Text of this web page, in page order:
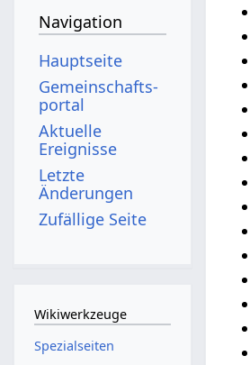
Navigation
Hauptseite
Gemeinschafts­
portal
Aktuelle
Ereignisse
Letzte
Änderungen
Zufällige Seite
Wikiwerkzeuge
Spezialseiten